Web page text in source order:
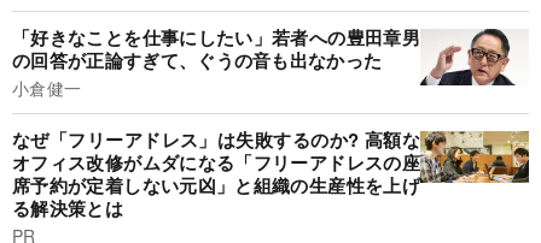
「好きなことを仕事にしたい」若者への豊田章男
の回答が正論すぎて、ぐうの音も出なかった
小倉健一
なぜ「フリーアドレス」は失敗するのか? 高額な
オフィス改修がムダになる「フリーアドレスの座
席予約が定着しない元凶」と組織の生産性を上げ
る解決策とは
PR